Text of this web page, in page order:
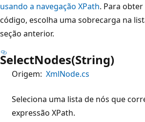
usando a navegação XPath. Para
código, escolha uma sobrecarga na
seção anterior.
SelectNodes(String)
Origem: XmlNode.cs
Seleciona uma lista de nós que
expressão XPath.